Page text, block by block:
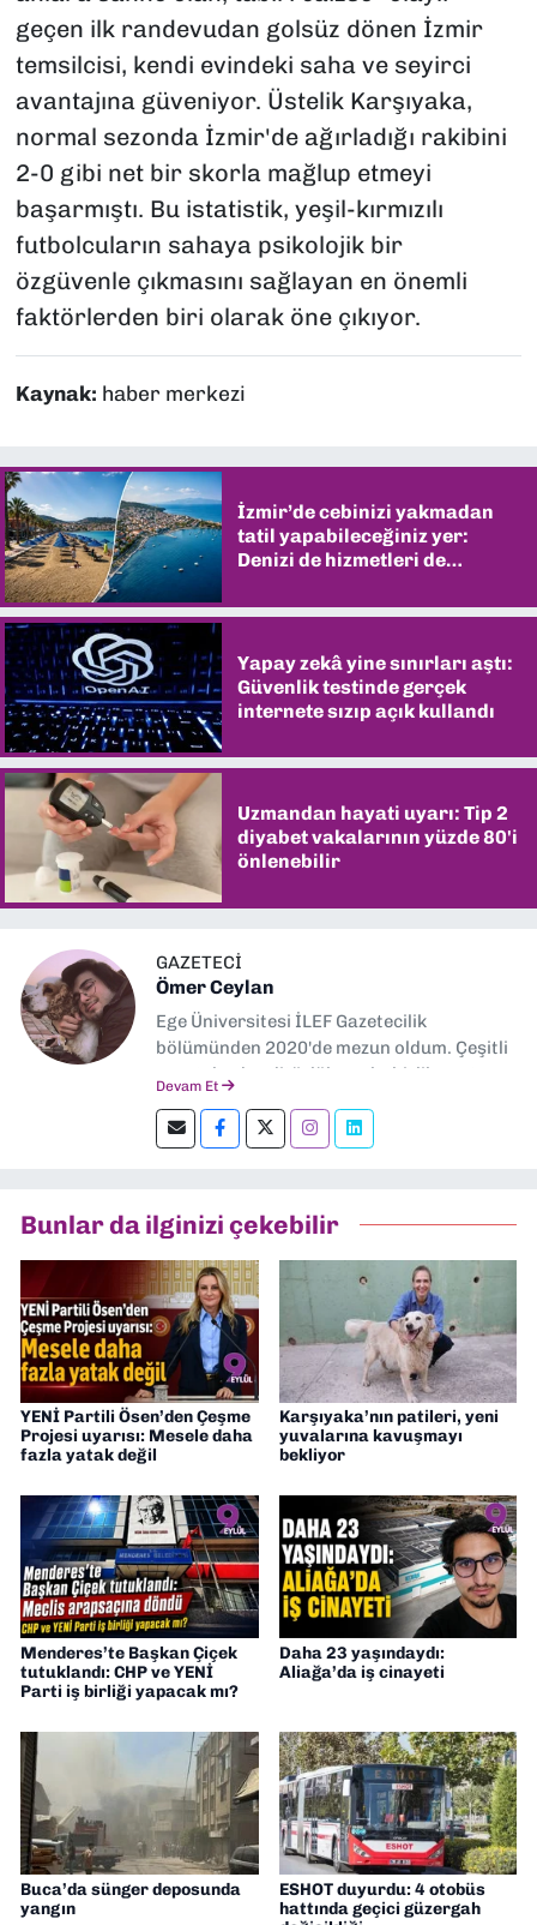
geçen ilk randevudan golsüz dönen İzmir
temsilcisi, kendi evindeki saha ve seyirci
avantajına güveniyor. Üstelik Karşıyaka,
normal sezonda İzmir'de ağırladığı rakibini
2-0 gibi net bir skorla mağlup etmeyi
başarmıştı. Bu istatistik, yeşil-kırmızılı
futbolcuların sahaya psikolojik bir
özgüvenle çıkmasını sağlayan en önemli
faktörlerden biri olarak öne çıkıyor.
Kaynak: haber merkezi
İzmir’de cebinizi yakmadan
tatil yapabileceğiniz yer:
Denizi de hizmetleri de
Yapay zekâ yine sınırları aştı:
Güvenlik testinde gerçek
internete sızıp açık kullandı
Uzmandan hayati uyarı: Tip 2
diyabet vakalarının yüzde 80'i
önlenebilir
GAZETECİ
Ömer Ceylan
Ege Üniversitesi İLEF Gazetecilik
bölümünden 2020'de mezun oldum. Çeşitli
gazetelerde editörlük, muhabirlik yaptım.
editörlük yapıyorum.
Devam Et
Bunlar da ilginizi çekebilir
YENİ Partili Ösen’den Çeşme
Projesi uyarısı: Mesele daha
fazla yatak değil
Karşıyaka’nın patileri, yeni
yuvalarına kavuşmayı
bekliyor
Menderes’te Başkan Çiçek
tutuklandı: CHP ve YENİ
Parti iş birliği yapacak mı?
Daha 23 yaşındaydı:
Aliağa’da iş cinayeti
Buca’da sünger deposunda
yangın
ESHOT duyurdu: 4 otobüs
hattında geçici güzergah